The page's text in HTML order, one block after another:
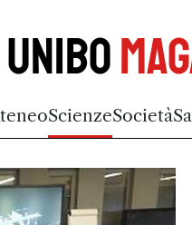
Unibo
ScienzeSocietà